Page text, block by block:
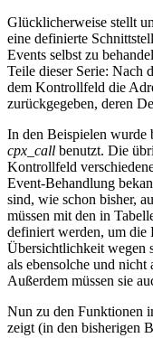
Glücklicherweise stellt
eine definierte
Events selbst zu
Teile dieser Serie: Nach
dem Kontrollfeld die
zurückgegeben, deren
In den Beispielen wurde
cpx_call benutzt. Die
Kontrollfeld
Event-Behandlung
sind, wie schon bisher,
müssen mit den in
definiert werden, um die
Übersichtlichkeit wegen
als ebensolche und
Außerdem müssen sie
Nun zu den Funktionen
zeigt (in den bisherigen